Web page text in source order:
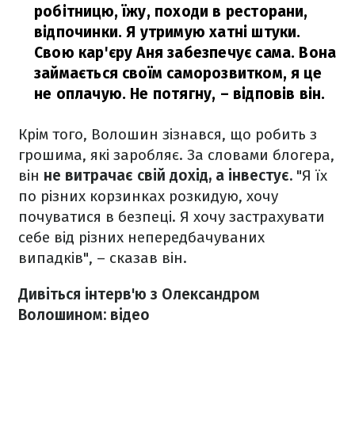
робітницю, їжу, походи в ресторани,
відпочинки. Я утримую хатні штуки.
Свою кар'єру Аня забезпечує сама. Вона
займається своїм саморозвитком, я це
не оплачую. Не потягну, – відповів він.
Крім того, Волошин зізнався, що робить з
грошима, які заробляє. За словами блогера,
він не витрачає свій дохід, а інвестує. "Я їх
по різних корзинках розкидую, хочу
почуватися в безпеці. Я хочу застрахувати
себе від різних непередбачуваних
випадків", – сказав він.
Дивіться інтерв'ю з Олександром
Волошином: відео